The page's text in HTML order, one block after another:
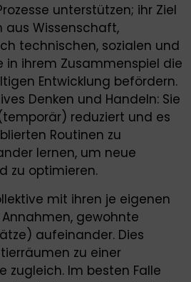
unterstützen; ihr Ziel
aus Wissenschaft,
technischen, sozialen und
in ihrem Zusammenspiel die
Entwicklung befördern.
Denken und Handeln: Sie
reduziert und es
Routinen zu
lernen, um neue
zu optimieren.
mit ihren je eigenen
gewohnte
aufeinander. Dies
zu einer
zugleich. Im besten Falle